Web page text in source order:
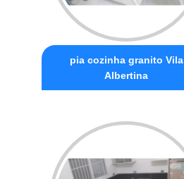
pia cozinha granito Vila
Albertina